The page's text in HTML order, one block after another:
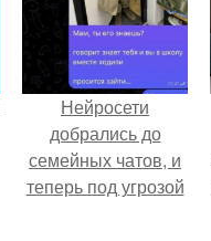
Нейросети
добрались до
семейных чатов, и
теперь под угрозой